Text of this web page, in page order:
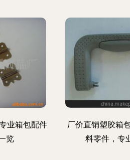
业箱包配件
览
厂价直销塑胶箱
料零件，专